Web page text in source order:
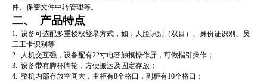
件、保密文件中转管理等。
二、 产品特点
1. 设备可选配多重授权登录方式，如：人脸识别（双目）、身份证识别、员
工工卡识别等
2. 人机交互强，设备配有22寸电容触摸操作屏，可做指引操作；
3. 设备带有脚杯脚轮，方便搬运及固定存放；
4. 整机内部存放空间大，主柜有8个格口，副柜有10个格口；